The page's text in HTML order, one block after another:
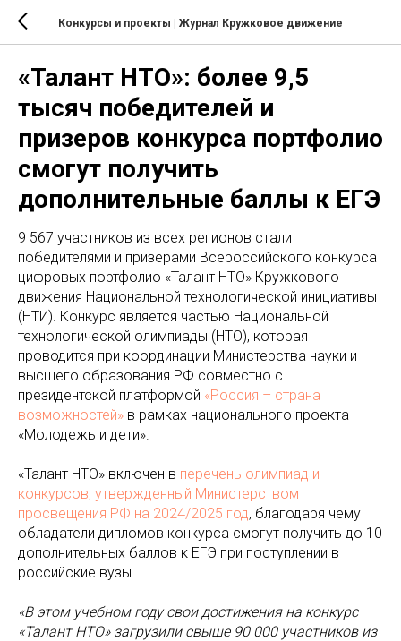
Конкурсы и проекты | Журнал Кружковое движение
«Талант НТО»: более 9,5
тысяч победителей и
призеров конкурса портфолио
смогут получить
дополнительные баллы к ЕГЭ
9 567 участников из всех регионов стали
победителями и призерами Всероссийского конкурса
цифровых портфолио «Талант НТО» Кружкового
движения Национальной технологической инициативы
(НТИ). Конкурс является частью Национальной
технологической олимпиады (НТО), которая
проводится при координации Министерства науки и
высшего образования РФ совместно с
президентской платформой «Россия – страна
возможностей» в рамках национального проекта
«Молодежь и дети».
«Талант НТО» включен в перечень олимпиад и
конкурсов, утвержденный Министерством
просвещения РФ на 2024/2025 год, благодаря чему
обладатели дипломов конкурса смогут получить до 10
дополнительных баллов к ЕГЭ при поступлении в
российские вузы.
«В этом учебном году свои достижения на конкурс
«Талант НТО» загрузили свыше 90 000 участников из